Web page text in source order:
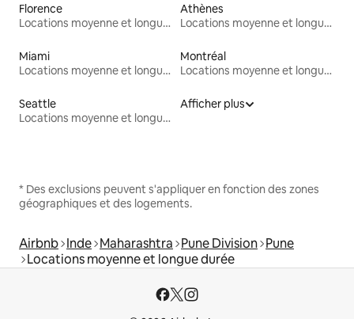
Florence
Locations moyenne et longue durée
Athènes
Locations moyenne et longue durée
Miami
Locations moyenne et longue durée
Montréal
Locations moyenne et longue durée
Seattle
Locations moyenne et longue durée
Afficher plus
* Des exclusions peuvent s'appliquer en fonction des zones
géographiques et des logements.
Airbnb Inde Maharashtra Pune Division Pune
Locations moyenne et longue durée